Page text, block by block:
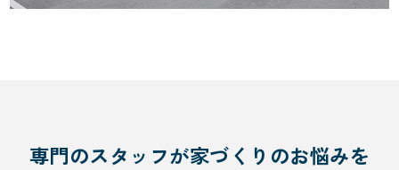
専門のスタッフが家づくりのお悩みを